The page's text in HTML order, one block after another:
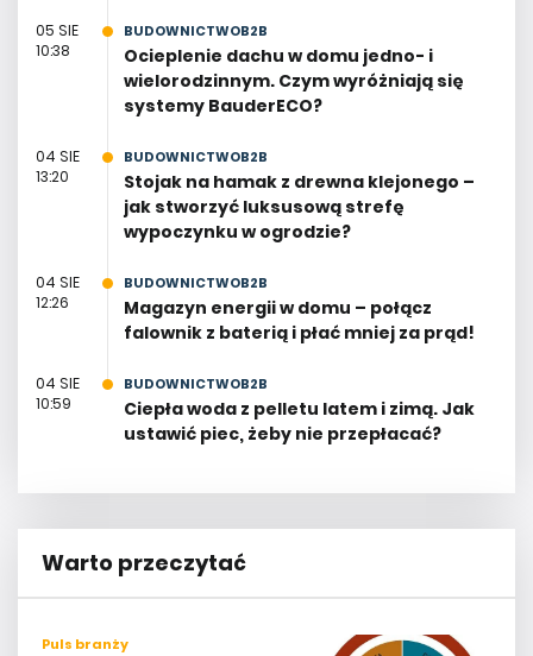
05 SIE
10:38
BUDOWNICTWOB2B
Ocieplenie dachu w domu jedno- i
wielorodzinnym. Czym wyróżniają się
systemy BauderECO?
04 SIE
13:20
BUDOWNICTWOB2B
Stojak na hamak z drewna klejonego –
jak stworzyć luksusową strefę
wypoczynku w ogrodzie?
04 SIE
12:26
BUDOWNICTWOB2B
Magazyn energii w domu – połącz
falownik z baterią i płać mniej za prąd!
04 SIE
10:59
BUDOWNICTWOB2B
Ciepła woda z pelletu latem i zimą. Jak
ustawić piec, żeby nie przepłacać?
Warto przeczytać
Puls branży